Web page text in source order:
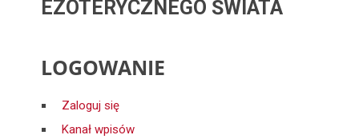
EZOTERYCZNEGO ŚWIATA
LOGOWANIE
Zaloguj się
Kanał wpisów